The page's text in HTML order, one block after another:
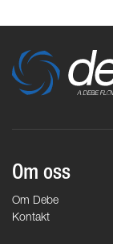
Om oss
Om Debe
Kontakt